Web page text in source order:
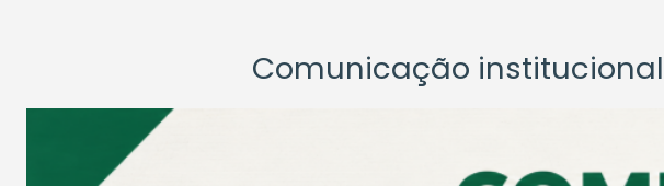
Comunicação